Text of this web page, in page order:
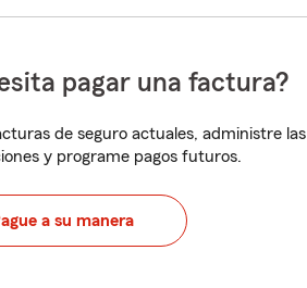
pagar una factura?
de seguro actuales, administre las
y programe pagos futuros.
a su manera